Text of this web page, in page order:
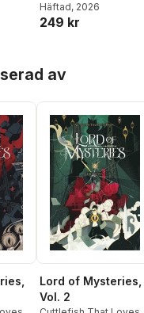
Totalt antal röster:
Loves Diving
webnovel
Häftad, 2026
249 kr
av
Lord of Mysteries,
Vol. 2